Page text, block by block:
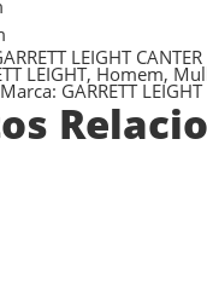
LEIGHT
LEIGHT, Homem,
Marca: GARRETT LEIGHT